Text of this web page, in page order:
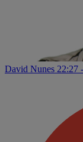
David Nunes 22:27